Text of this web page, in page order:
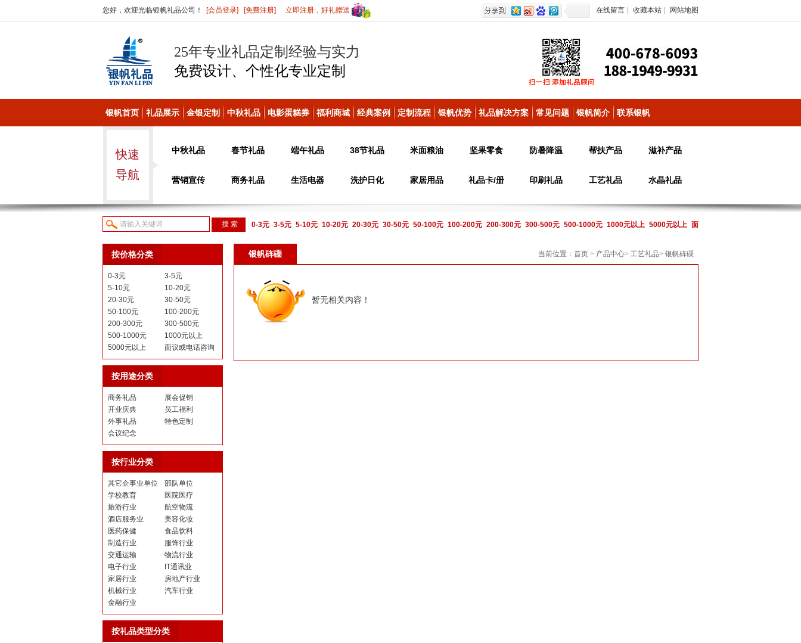
您好，欢迎光临银帆礼品公司！ [会员登录] [免费注册] 立即注册，好礼赠送 在线留言 收藏本站 网站地图
25年专业礼品定制经验与实力
免费设计、个性化专业定制
银帆首页 礼品展示 金银定制 中秋礼品 电影蛋糕券 福利商城 经典案例 定制流程 银帆优势 礼品解决方案 常见问题 银帆简介 联系银帆
快速
导航
中秋礼品 春节礼品 端午礼品 38节礼品 米面粮油 坚果零食 防暑降温 帮扶产品 滋补产品
营销宣传 商务礼品 生活电器 洗护日化 家居用品 礼品卡/册 印刷礼品 工艺礼品 水晶礼品
0-3元 3-5元 5-10元 10-20元 20-30元 30-50元 50-100元 100-200元 200-300元 300-500元 500-1000元 1000元以上 5000元以上 面
议或电话咨询
按价格分类
0-3元
3-5元
5-10元
10-20元
20-30元
30-50元
50-100元
100-200元
200-300元
300-500元
500-1000元
1000元以上
5000元以上
面议或电话咨询
按用途分类
商务礼品
展会促销
开业庆典
员工福利
外事礼品
特色定制
会议纪念
按行业分类
其它企事业单位
部队单位
学校教育
医院医疗
旅游行业
航空物流
酒店服务业
美容化妆
医药保健
食品饮料
制造行业
服饰行业
交通运输
物流行业
电子行业
IT通讯业
家居行业
房地产行业
机械行业
汽车行业
金融行业
按礼品类型分类
银帆砗磲 当前位置： 首页 > 产品中心> 工艺礼品> 银帆砗磲
暂无相关内容！